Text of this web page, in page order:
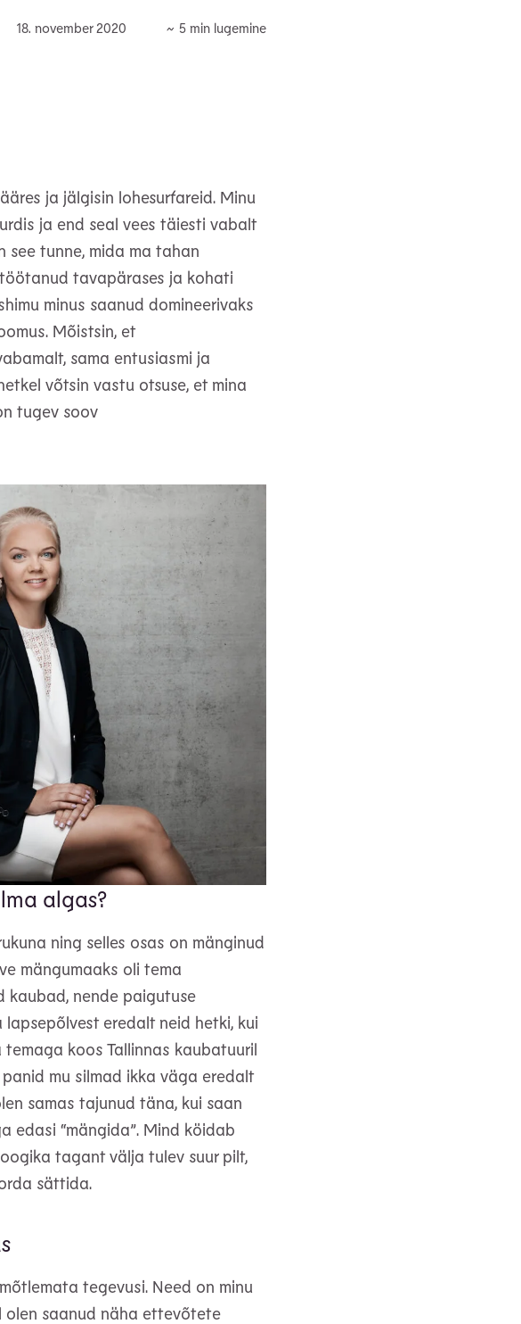
18. november 2020
ja jälgisin lohesurfareid. Minu
ja end seal vees täiesti vabalt
see tunne, mida ma tahan
tavapärases ja kohati
minus saanud domineerivaks
Mõistsin, et
sama entusiasmi ja
võtsin vastu otsuse, et mina
tugev soov
algas?
ning selles osas on mänginud
mängumaaks oli tema
kaubad, nende paigutuse
eredalt neid hetki, kui
koos Tallinnas kaubatuuril
mu silmad ikka väga eredalt
samas tajunud täna, kui saan
edasi “mängida”. Mind köidab
tagant välja tulev suur pilt,
sättida.
tegevusi. Need on minu
olen saanud näha ettevõtete